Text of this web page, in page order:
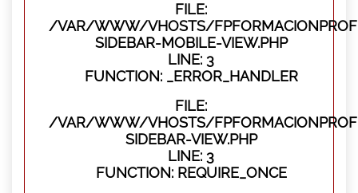
FILE:
/VAR/WWW/VHOSTS/
SIDEBAR-MOBILE-VIEW.PHP
LINE: 3
FUNCTION: _ERROR_HANDLER
FILE:
/VAR/WWW/VHOSTS/
SIDEBAR-VIEW.PHP
LINE: 3
FUNCTION: REQUIRE_ONCE